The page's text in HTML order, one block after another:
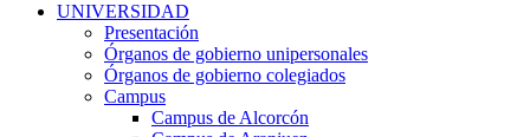
UNIVERSIDAD
Presentación
Órganos de gobierno unipersonales
Órganos de gobierno colegiados
Campus
Campus de Alcorcón